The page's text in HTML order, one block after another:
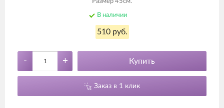
В наличии
510 руб.
- + Купить
Заказ в 1 клик